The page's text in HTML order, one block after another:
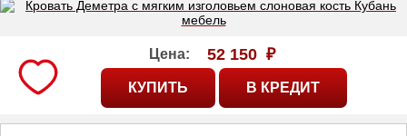
Цена: 52 150 ₽